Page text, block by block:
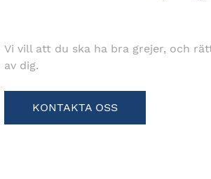
Vi vill att du ska ha bra grejer, och
av dig.
KONTAKTA OSS